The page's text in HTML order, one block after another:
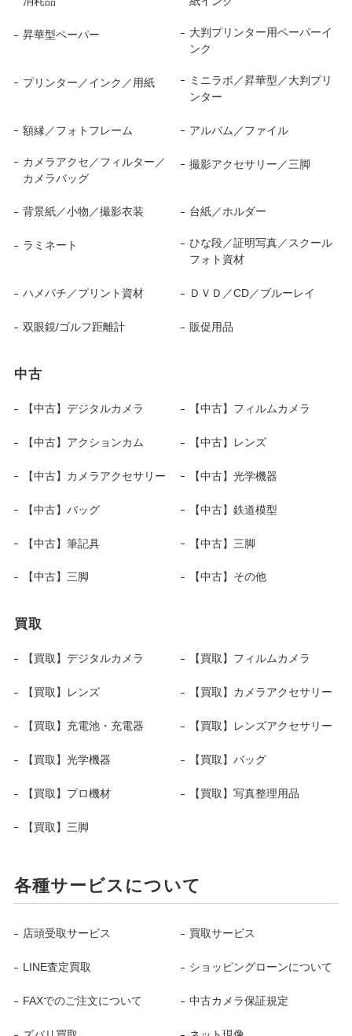
昇華型ペーパー
大判プリンター用ペーパーイ
ンク
プリンター／インク／用紙
ミニラボ／昇華型／大判プリ
ンター
額縁／フォトフレーム アルバム／ファイル
カメラアクセ／フィルター／
カメラバッグ
撮影アクセサリー／三脚
背景紙／小物／撮影衣装 台紙／ホルダー
ラミネート
ひな段／証明写真／スクール
フォト資材
ハメパチ／プリント資材 ＤＶＤ／CD／ブルーレイ
双眼鏡/ゴルフ距離計 販促用品
中古
【中古】デジタルカメラ 【中古】フィルムカメラ
【中古】アクションカム 【中古】レンズ
【中古】カメラアクセサリー 【中古】光学機器
【中古】バッグ 【中古】鉄道模型
【中古】筆記具 【中古】三脚
【中古】三脚 【中古】その他
買取
【買取】デジタルカメラ 【買取】フィルムカメラ
【買取】レンズ 【買取】カメラアクセサリー
【買取】充電池・充電器 【買取】レンズアクセサリー
【買取】光学機器 【買取】バッグ
【買取】プロ機材 【買取】写真整理用品
【買取】三脚
各種サービスについて
店頭受取サービス 買取サービス
LINE査定買取 ショッピングローンについて
FAXでのご注文について 中古カメラ保証規定